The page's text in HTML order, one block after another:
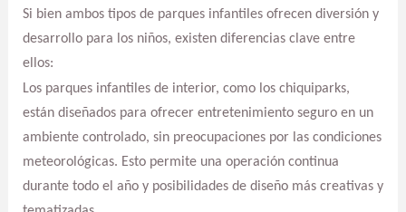
Si bien ambos tipos de parques infantiles ofrecen diversión y
desarrollo para los niños, existen diferencias clave entre
ellos:
Los parques infantiles de interior, como los chiquiparks,
están diseñados para ofrecer entretenimiento seguro en un
ambiente controlado, sin preocupaciones por las condiciones
meteorológicas. Esto permite una operación continua
durante todo el año y posibilidades de diseño más creativas y